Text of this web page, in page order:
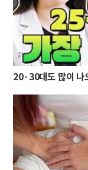
20·30대도 많이 나